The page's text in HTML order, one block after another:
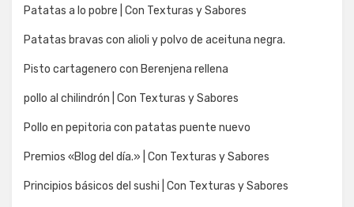
Patatas a lo pobre | Con Texturas y Sabores
Patatas bravas con alioli y polvo de aceituna negra.
Pisto cartagenero con Berenjena rellena
pollo al chilindrón | Con Texturas y Sabores
Pollo en pepitoria con patatas puente nuevo
Premios «Blog del día.» | Con Texturas y Sabores
Principios básicos del sushi | Con Texturas y Sabores